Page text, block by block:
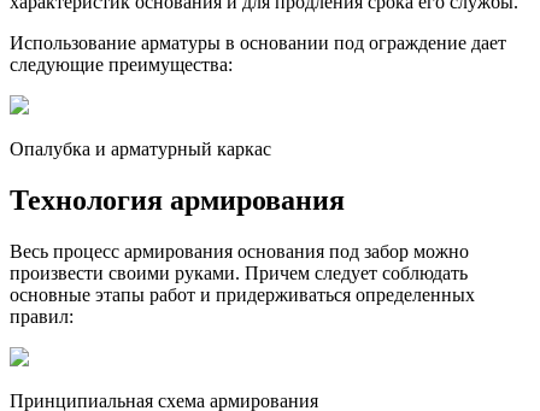
Использование арматуры в основании под ограждение дает
следующие преимущества:
Опалубка и арматурный каркас
Технология армирования
Весь процесс армирования основания под забор можно
произвести своими руками. Причем следует соблюдать
основные этапы работ и придерживаться определенных
правил:
Принципиальная схема армирования